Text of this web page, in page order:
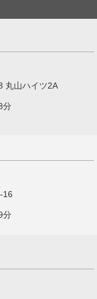
丸山ハイツ2A
分
16
分